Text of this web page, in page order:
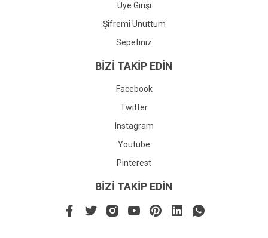
Üye Girişi
Şifremi Unuttum
Sepetiniz
BİZİ TAKİP EDİN
Facebook
Twitter
Instagram
Youtube
Pinterest
BİZİ TAKİP EDİN